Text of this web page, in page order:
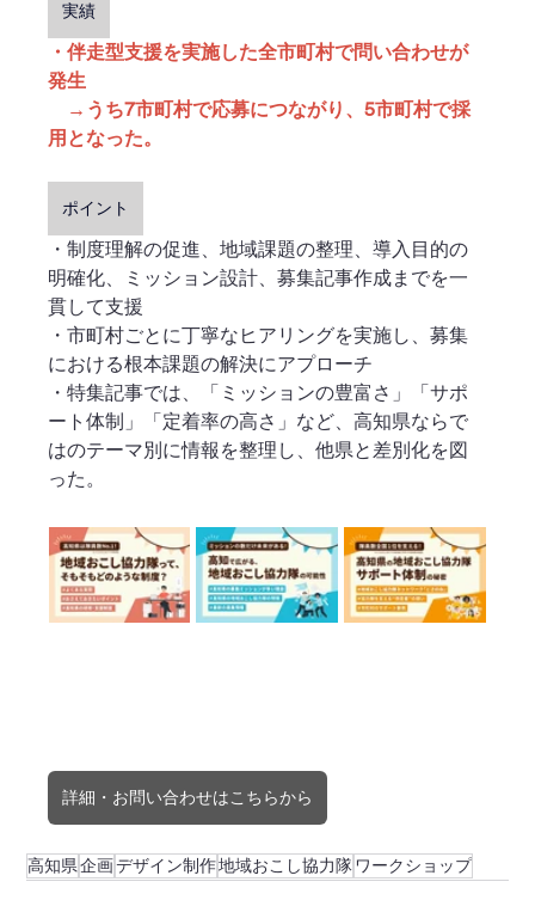
実績
・伴走型支援を実施した全市町村で問い合わせが
発生
→うち7市町村で応募につながり、5市町村で採
用となった。
ポイント
・制度理解の促進、地域課題の整理、導入目的の
明確化、ミッション設計、募集記事作成までを一
貫して支援
・市町村ごとに丁寧なヒアリングを実施し、募集
における根本課題の解決にアプローチ
・特集記事では、「ミッションの豊富さ」「サポ
ート体制」「定着率の高さ」など、高知県ならで
はのテーマ別に情報を整理し、他県と差別化を図
った。
詳細・お問い合わせはこちらから
高知県 企画デザイン制作地域おこし協力隊 ワークショップ